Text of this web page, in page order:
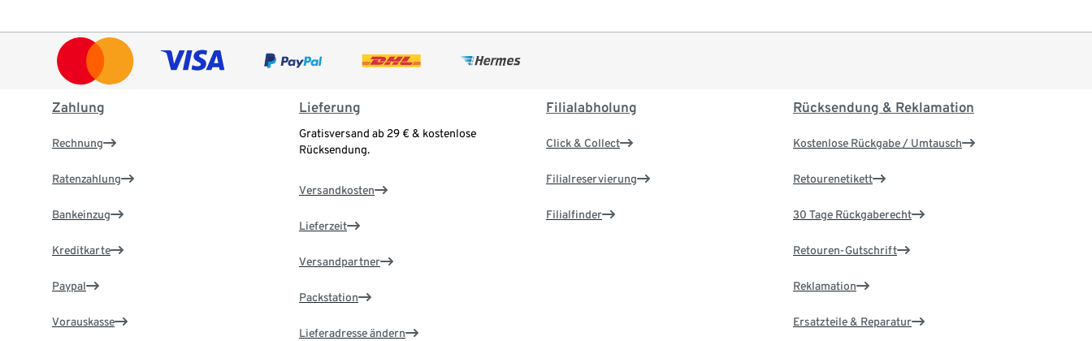
Zahlung
Rechnung
Ratenzahlung
Bankeinzug
Kreditkarte
Paypal
Vorauskasse
Lieferung
Gratisversand ab 29 € & kostenlose
Rücksendung.
Versandkosten
Lieferzeit
Versandpartner
Packstation
Lieferadresse ändern
Filialabholung
Click & Collect
Filialreservierung
Filialfinder
Rücksendung & Reklamation
Kostenlose Rückgabe / Umtausch
Retourenetikett
30 Tage Rückgaberecht
Retouren-Gutschrift
Reklamation
Ersatzteile & Reparatur